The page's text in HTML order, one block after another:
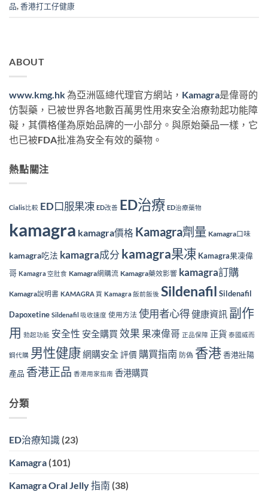
品,香港打工仔健康
ABOUT
www.kmg.hk為亞洲區總代理官方網站， Kamagra是偉哥的
仿製藥，已被世界各地數百萬男性用來安全治療勃起功能障
礙，其價格僅為原始品牌的一小部分。與原始藥品一樣，它
也已被FDA批准為安全有效的藥物。
熱點關注
Cialis比較 ED口服果凍 ED改善 ED治療 ED治療藥物
kamagra kamagra價格 Kamagra劑量 Kamagra口味
kamagra吃法 kamagra成分 kamagra果凍 Kamagra果凍偉
哥 Kamagra 空肚食 Kamagra網購流 Kamagra藥效影響 kamagra訂購
Kamagra說明書 KAMAGRA 買 Kamagra 飯前飯後 Sildenafil Sildenafil
Dapoxetine Sildenafil 吸收速度 使用方法 使用者心得健康資訊 副作
用 勃起功能 安全性 安全購買 效果 果凍偉哥 正品保障 正貨 泰國威而
鋼代購 男性健康網購安全評價 購買指南 防偽 香港香港壯陽
產品 香港正品 香港用家指南 香港購買
分類
ED治療知識 (23)
Kamagra (101)
Kamagra Oral Jelly 指南 (38)